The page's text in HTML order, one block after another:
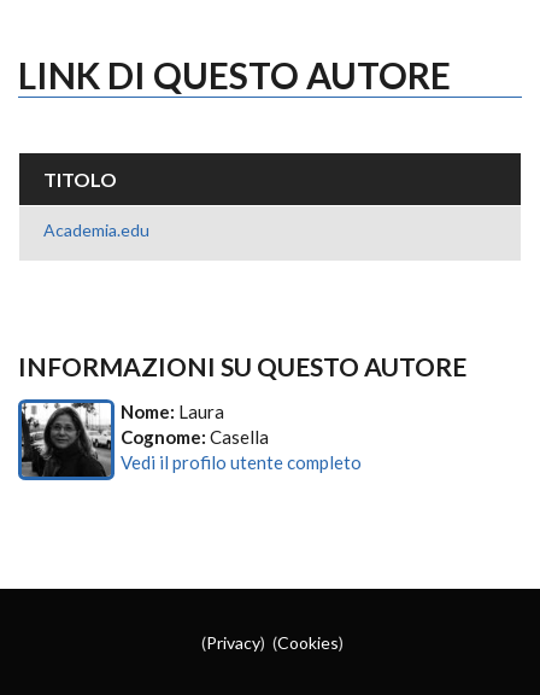
LINK DI QUESTO AUTORE
TITOLO
Academia.edu
INFORMAZIONI SU QUESTO AUTORE
Nome: Laura
Cognome: Casella
Vedi il profilo utente completo
(Privacy) (Cookies)